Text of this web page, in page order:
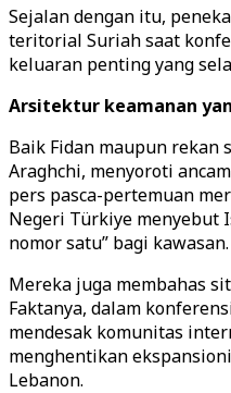
Sejalan dengan itu,
teritorial Suriah saat
keluaran penting yang
Arsitektur keamanan
Baik Fidan maupun rekan
Araghchi, menyoroti
pers pasca-pertemuan
Negeri Türkiye menyebut
nomor satu” bagi kawasan.
Mereka juga membahas
Faktanya, dalam
mendesak komunitas
menghentikan
Lebanon.